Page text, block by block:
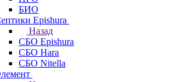
БИО
Epishura
Назад
СБО Epishura
СБО Hara
СБО Nitella